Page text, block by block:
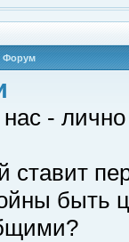
Форум
-
ставит
быть